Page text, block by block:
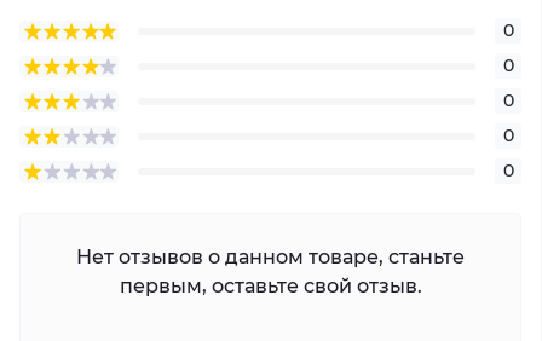
0
0
0
0
0
Нет отзывов о данном товаре, станьте
первым, оставьте свой отзыв.